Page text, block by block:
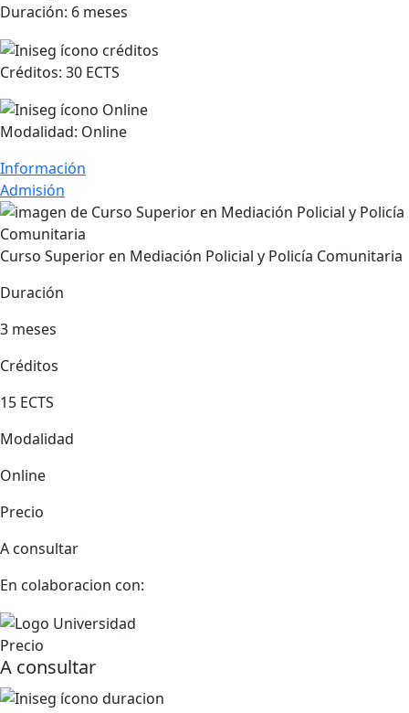
Duración: 6 meses
Créditos: 30 ECTS
Modalidad: Online
Información
Admisión
Curso Superior en Mediación Policial y Policía Comunitaria
Duración
3 meses
Créditos
15 ECTS
Modalidad
Online
Precio
A consultar
En colaboracion con:
Precio
A consultar